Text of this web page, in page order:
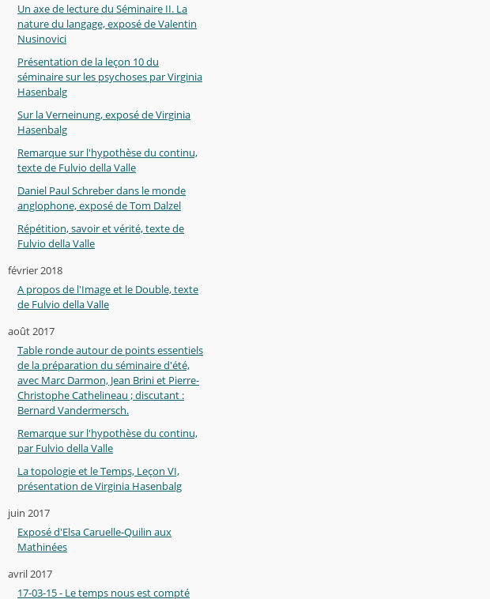
Un axe de lecture du Séminaire II. La
nature du langage, exposé de Valentin
Nusinovici
Présentation de la leçon 10 du
séminaire sur les psychoses par Virginia
Hasenbalg
Sur la Verneinung, exposé de Virginia
Hasenbalg
Remarque sur l'hypothèse du continu,
texte de Fulvio della Valle
Daniel Paul Schreber dans le monde
anglophone, exposé de Tom Dalzel
Répétition, savoir et vérité, texte de
Fulvio della Valle
février 2018
A propos de l'Image et le Double, texte
de Fulvio della Valle
août 2017
Table ronde autour de points essentiels
de la préparation du séminaire d'été,
avec Marc Darmon, Jean Brini et Pierre-
Christophe Cathelineau ; discutant :
Bernard Vandermersch.
Remarque sur l'hypothèse du continu,
par Fulvio della Valle
La topologie et le Temps, Leçon VI,
présentation de Virginia Hasenbalg
juin 2017
Exposé d'Elsa Caruelle-Quilin aux
Mathinées
avril 2017
17-03-15 - Le temps nous est compté